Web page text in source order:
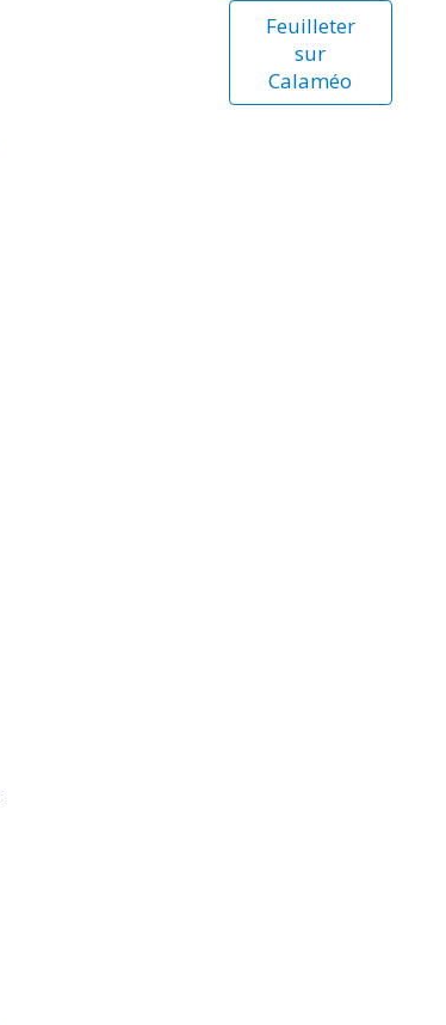
Feuilleter
sur
Calaméo